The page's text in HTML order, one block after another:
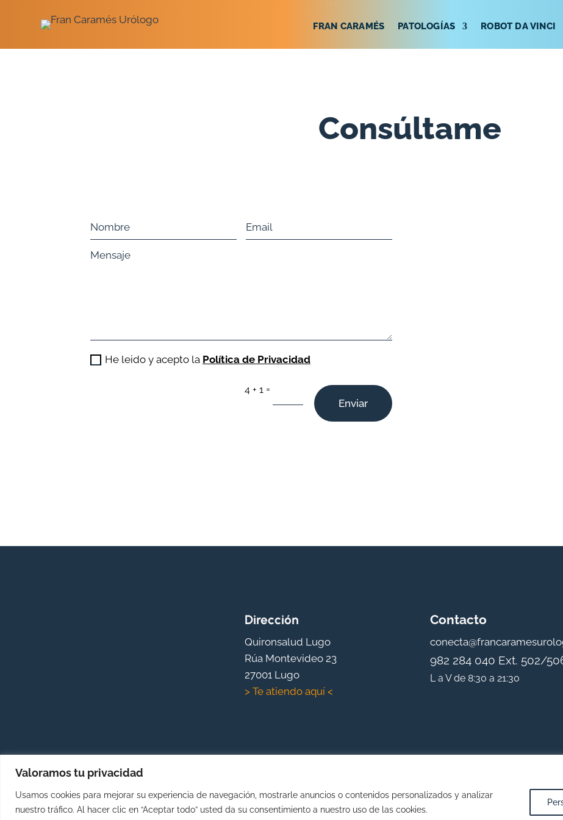
contenido
Valoramos tu privacidad
Usamos cookies para mejorar su experiencia de navegación, mostrarle anuncios o contenidos personalizados y analizar
nuestro tráfico. Al hacer clic en “Aceptar todo” usted da su consentimiento a nuestro uso de las cookies.
FRAN CARAMÉS PATOLOGÍAS ROBOT DA VINCI
Consúltame
Nombre Email
Mensaje
He leido y acepto la Política de Privacidad
4 + 1 =
Enviar
Dirección
Quironsalud Lugo
Rúa Montevideo 23
27001 Lugo
> Te atiendo aquí <
Contacto
982 284 040 Ext. 502/
L a V de 8:30 a 21:30